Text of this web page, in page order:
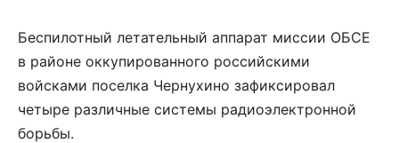
Беспилотный летательный аппарат миссии ОБСЕ
в районе оккупированного российскими
войсками поселка Чернухино зафиксировал
четыре различные системы радиоэлектронной
борьбы.